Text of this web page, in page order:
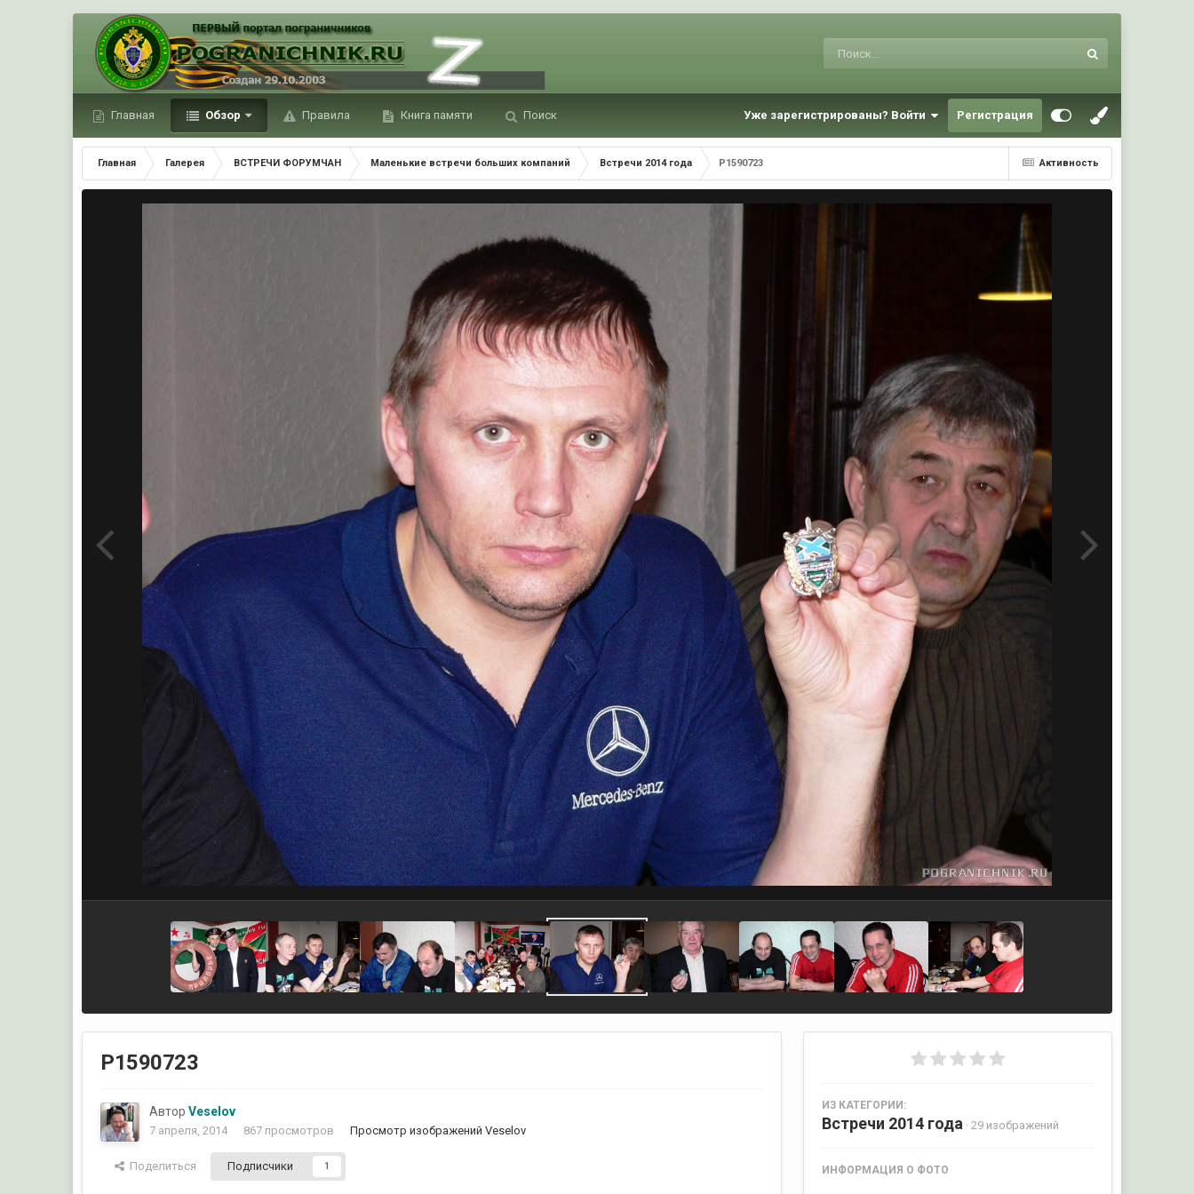
Главная Обзор Правила Книга памяти Поиск Уже зарегистрированы? Войти Регистрация
Активность
Главная Галерея ВСТРЕЧИ ФОРУМЧАН Маленькие встречи больших компаний Встречи 2014 года P1590723
P1590723
АвторVeselov
7 апреля, 2014 867 просмотров Просмотр изображений Veselov
Поделиться Подписчики 1
ИЗ КАТЕГОРИИ:
Встречи 2014 года · 29 изображений
ИНФОРМАЦИЯ О ФОТО